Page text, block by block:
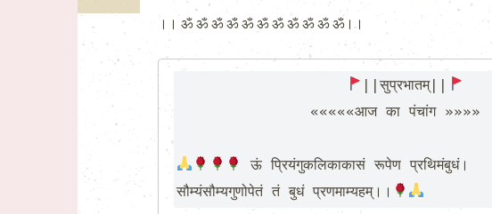
।। ॐ ॐ ॐ ॐ ॐ ॐ ॐ ॐ ॐ ॐ ॐ।।
||सुप्रभातम्||
ऊं प्रियंगुकलिकाकासं रूपेण प्रथिमंबुधं।
सौम्यंसौम्यगुणोपेतं तं बुधं प्रणमाम्यहम्।।